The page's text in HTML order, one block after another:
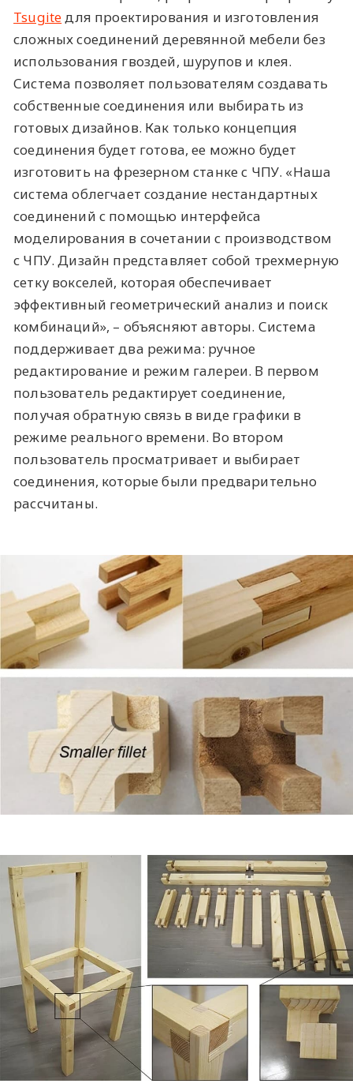
Tsugiteдля проектирования и изготовления
сложных соединений деревянной мебели без
использования гвоздей, шурупов и клея.
Система позволяет пользователям создавать
собственные соединения или выбирать из
готовых дизайнов. Как только концепция
соединения будет готова, ее можно будет
изготовить на фрезерном станке с ЧПУ. «Наша
система облегчает создание нестандартных
соединений с помощью интерфейса
моделирования в сочетании с производством
с ЧПУ. Дизайн представляет собой трехмерную
сетку вокселей, которая обеспечивает
эффективный геометрический анализ и поиск
комбинаций», – объясняют авторы. Система
поддерживает два режима: ручное
редактирование и режим галереи. В первом
пользователь редактирует соединение,
получая обратную связь в виде графики в
режиме реального времени. Во втором
пользователь просматривает и выбирает
соединения, которые были предварительно
рассчитаны.